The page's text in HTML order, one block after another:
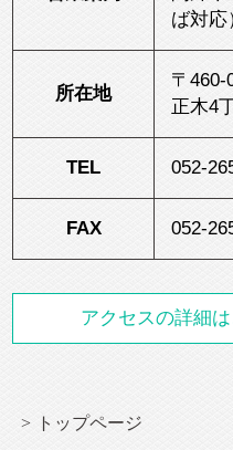
ば対応
所在地
〒
正木4
TEL 052-
FAX 052-
アクセスの詳細
トップページ